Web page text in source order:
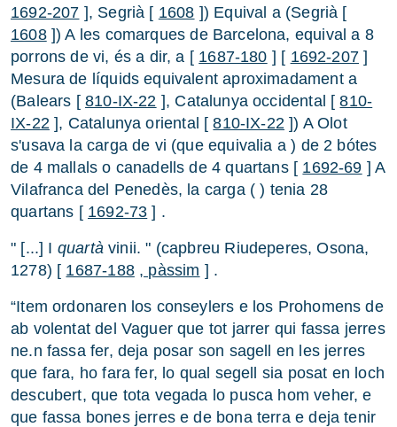
1692-207 ], Segrià [ 1608 ]) Equival a (Segrià [
1608]) A les comarques de Barcelona, equival a 8
porrons de vi, és a dir, a [ 1687-180 ] [ 1692-207 ]
Mesura de líquids equivalent aproximadament a
(Balears [ 810-IX-22 ], Catalunya occidental [810-
IX-22], Catalunya oriental [810-IX-22 ]) A Olot
s'usava la carga de vi (que equivalia a ) de 2 bótes
de 4 mallals o canadells de 4 quartans [ 1692-69 ] A
Vilafranca del Penedès, la carga ( ) tenia 28
quartans [ 1692-73 ] .
" [...] I quartàvinii. " (capbreu Riudeperes, Osona,
1278) [ 1687-188 , pàssim ] .
“Item ordonaren los conseylers e los Prohomens de
ab volentat del Vaguer que tot jarrer qui fassa jerres
ne.n fassa fer, deja posar son sagell en les jerres
que fara, ho fara fer, lo qual segell sia posat en loch
descubert, que tota vegada lo pusca hom veher, e
que fassa bones jerres e de bona terra e deja tenir